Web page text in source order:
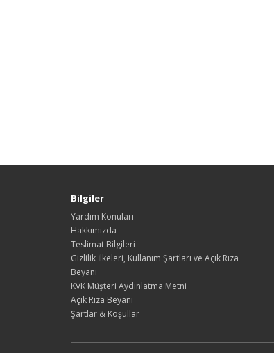
Bilgiler
Yardım Konuları
Hakkımızda
Teslimat Bilgileri
Gizlilik İlkeleri, Kullanım Şartları ve Açık Rıza
Beyanı
KVK Müşteri Aydınlatma Metni
Açık Rıza Beyanı
Şartlar & Koşullar